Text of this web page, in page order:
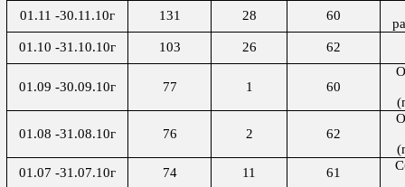
01.11 -30.11.10г
131 28 60
01.10 -31.10.10г
103 26 62
01.09 -30.09.10г 77 1 60
01.08 -31.08.10г 76 2 62
01.07 -31.07.10г
74 11 61